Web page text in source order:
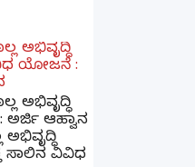
ಅಭಿವೃದ್ಧಿ
ಯೋಜನೆ :
ಅಭಿವೃದ್ಧಿ
ಆಹ್ವಾನ
ಅಭಿವೃದ್ಧಿ
ಸಾಲಿನ ವಿವಿಧ